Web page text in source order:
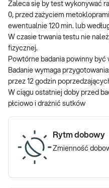
Zaleca się by test wykonywać
0, przed zażyciem
ewentualnie 120 min. lub
W czasie trwania testu nie
fizycznej.
Powtórne badania powinny być
Badanie wymaga
przez 12 godzin
W ciągu ostatniej doby przed
płciowo i drażnić sutków
Rytm dobowy
Zmienność